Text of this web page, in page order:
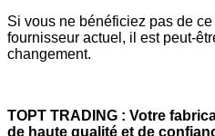
Si vous ne bénéficiez pas de
fournisseur actuel, il est peut-
changement.
TOPT TRADING : Votre
de haute qualité et de